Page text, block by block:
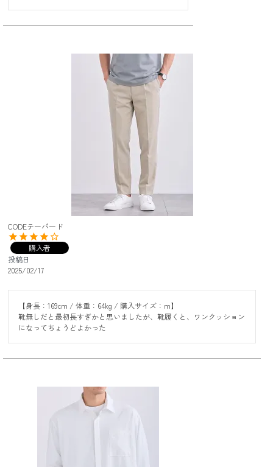
CODEテーパード
購入者
投稿日
2025/02/17
【身長：169cm / 体重：64kg / 購入サイズ：m】
靴無しだと最初長すぎかと思いましたが、靴履くと、ワンクッション
になってちょうどよかった